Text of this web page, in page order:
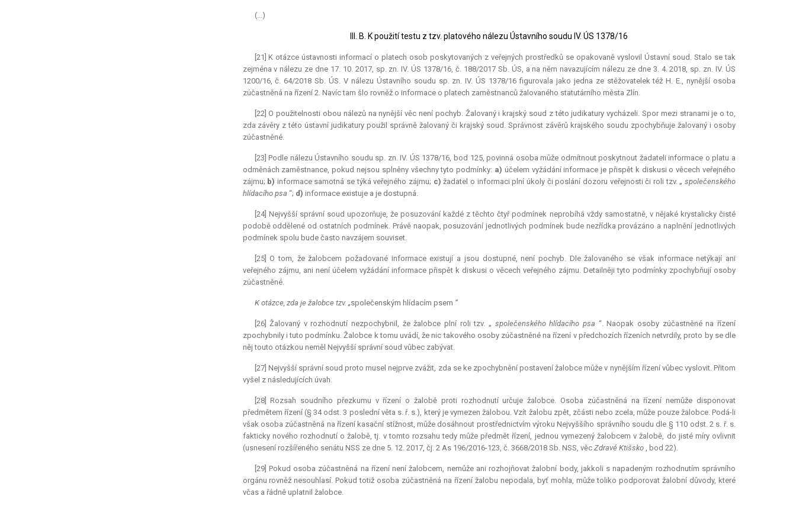
(…)
III. B. K použití testu z tzv. platového nálezu Ústavního soudu IV. ÚS 1378/16
[21] K otázce ústavnosti informací o platech osob poskytovaných z veřejných prostředků se opakovaně vyslovil Ústavní soud. Stalo se tak
zejména v nálezu ze dne 17. 10. 2017, sp. zn. IV. ÚS 1378/16, č. 188/2017 Sb. ÚS, a na něm navazujícím nálezu ze dne 3. 4. 2018, sp. zn. IV. ÚS
1200/16, č. 64/2018 Sb. ÚS. V nálezu Ústavního soudu sp. zn. IV. ÚS 1378/16 figurovala jako jedna ze stěžovatelek též H. E., nynější osoba
zúčastněná na řízení 2. Navíc tam šlo rovněž o informace o platech zaměstnanců žalovaného statutárního města Zlín.
[22] O použitelnosti obou nálezů na nynější věc není pochyb. Žalovaný i krajský soud z této judikatury vycházeli. Spor mezi stranami je o to,
zda závěry z této ústavní judikatury použil správně žalovaný či krajský soud. Správnost závěrů krajského soudu zpochybňuje žalovaný i osoby
zúčastněné.
[23] Podle nálezu Ústavního soudu sp. zn. IV. ÚS 1378/16, bod 125, povinná osoba může odmítnout poskytnout žadateli informace o platu a
odměnách zaměstnance, pokud nejsou splněny všechny tyto podmínky: a) účelem vyžádání informace je přispět k diskusi o věcech veřejného
zájmu; b) informace samotná se týká veřejného zájmu; c) žadatel o informaci plní úkoly či poslání dozoru veřejnosti či roli tzv. „společenského
hlídacího psa “; d) informace existuje a je dostupná.
[24] Nejvyšší správní soud upozorňuje, že posuzování každé z těchto čtyř podmínek neprobíhá vždy samostatně, v nějaké krystalicky čisté
podobě oddělené od ostatních podmínek. Právě naopak, posuzování jednotlivých podmínek bude nezřídka provázáno a naplnění jednotlivých
podmínek spolu bude často navzájem souviset.
[25] O tom, že žalobcem požadované informace existují a jsou dostupné, není pochyb. Dle žalovaného se však informace netýkají ani
veřejného zájmu, ani není účelem vyžádání informace přispět k diskusi o věcech veřejného zájmu. Detailněji tyto podmínky zpochybňují osoby
zúčastněné.
K otázce, zda je žalobce tzv. „společenským hlídacím psem “
[26] Žalovaný v rozhodnutí nezpochybnil, že žalobce plní roli tzv. „ společenského hlídacího psa “. Naopak osoby zúčastněné na řízení
zpochybnily i tuto podmínku. Žalobce k tomu uvádí, že nic takového osoby zúčastněné na řízení v předchozích řízeních netvrdily, proto by se dle
něj touto otázkou neměl Nejvyšší správní soud vůbec zabývat.
[27] Nejvyšší správní soud proto musel nejprve zvážit, zda se ke zpochybnění postavení žalobce může v nynějším řízení vůbec vyslovit. Přitom
vyšel z následujících úvah.
[28] Rozsah soudního přezkumu v řízení o žalobě proti rozhodnutí určuje žalobce. Osoba zúčastněná na řízení nemůže disponovat
předmětem řízení (§ 34 odst. 3 poslední věta s. ř. s.), který je vymezen žalobou. Vzít žalobu zpět, zčásti nebo zcela, může pouze žalobce. Podá-li
však osoba zúčastněná na řízení kasační stížnost, může dosáhnout prostřednictvím výroku Nejvyššího správního soudu dle § 110 odst. 2 s. ř. s.
fakticky nového rozhodnutí o žalobě, tj. v tomto rozsahu tedy může předmět řízení, jednou vymezený žalobcem v žalobě, do jisté míry ovlivnit
(usnesení rozšířeného senátu NSS ze dne 5. 12. 2017, čj. 2 As 196/2016-123, č. 3668/2018 Sb. NSS, věc Zdravé Ktišsko, bod 22).
[29] Pokud osoba zúčastněná na řízení není žalobcem, nemůže ani rozhojňovat žalobní body, jakkoli s napadeným rozhodnutím správního
orgánu rovněž nesouhlasí. Pokud totiž osoba zúčastněná na řízení žalobu nepodala, byť mohla, může toliko podporovat žalobní důvody, které
včas a řádně uplatnil žalobce.